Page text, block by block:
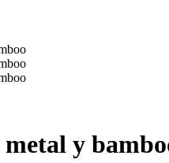
metal y